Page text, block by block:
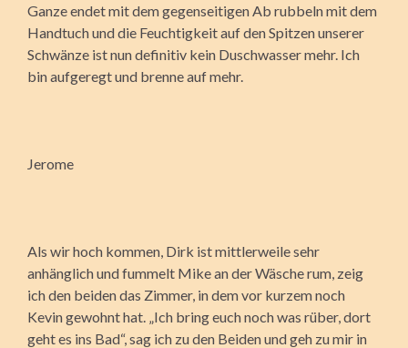
Ganze endet mit dem gegenseitigen Ab rubbeln mit dem
Handtuch und die Feuchtigkeit auf den Spitzen unserer
Schwänze ist nun definitiv kein Duschwasser mehr. Ich
bin aufgeregt und brenne auf mehr.
Jerome
Als wir hoch kommen, Dirk ist mittlerweile sehr
anhänglich und fummelt Mike an der Wäsche rum, zeig
ich den beiden das Zimmer, in dem vor kurzem noch
Kevin gewohnt hat. „Ich bring euch noch was rüber, dort
geht es ins Bad“, sag ich zu den Beiden und geh zu mir in